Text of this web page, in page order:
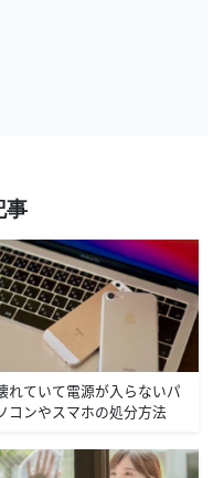
事
れていて電源が入らないパ
コンやスマホの処分方法